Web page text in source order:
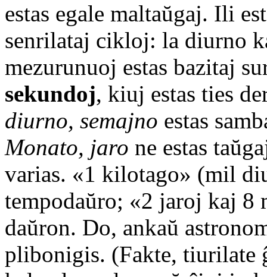
estas egale maltaŭgaj. Ili
senrilataj cikloj: la diurno
mezurunuoj estas bazitaj
sekundoj, kiuj estas ties
diurno, semajno estas
Monato, jaro ne estas
varias. «1 kilotago» (mil
tempodaŭro; «2 jaroj kaj 8
daŭron. Do, ankaŭ
plibonigis. (Fakte, tiurilate